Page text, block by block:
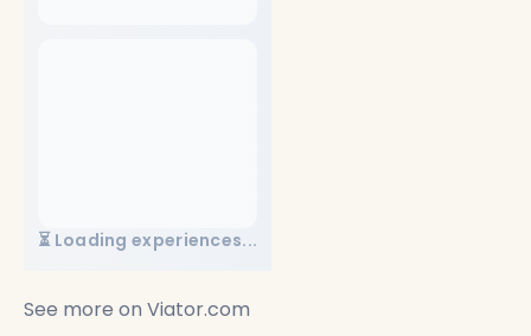
⏳ Loading experiences...
See more on Viator.com